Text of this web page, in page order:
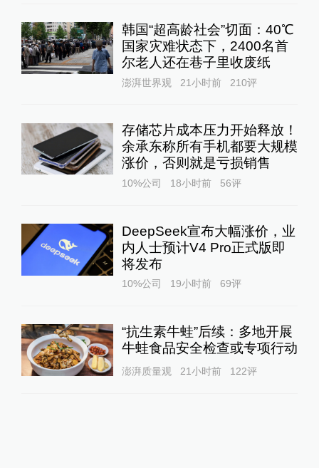
韩国“超高龄社会”切面：40℃
国家灾难状态下，2400名首
尔老人还在巷子里收废纸
澎湃世界观 21小时前 210评
存储芯片成本压力开始释放！
余承东称所有手机都要大规模
涨价，否则就是亏损销售
10%公司 18小时前 56评
DeepSeek宣布大幅涨价，业
内人士预计V4 Pro正式版即
将发布
10%公司 19小时前 69评
“抗生素牛蛙”后续：多地开展
牛蛙食品安全检查或专项行动
澎湃质量观 21小时前 122评